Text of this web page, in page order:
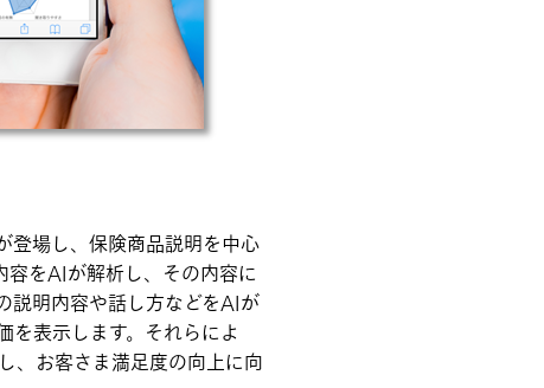
登場し、保険商品説明を中心
容をAIが解析し、その内容に
説明内容や話し方などをAIが
を表示します。それらによ
、お客さま満足度の向上に向